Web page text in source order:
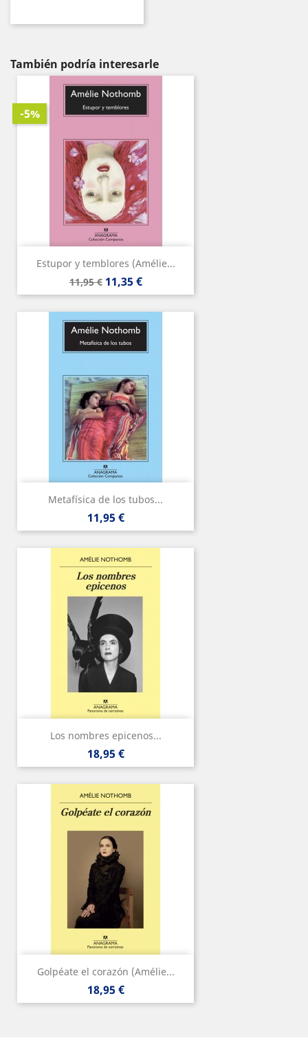
También podría interesarle
Estupor y temblores (Amélie...
Precio
base
11,95 €
-5%
Precio
11,35 €
Metafísica de los tubos...
Precio
11,95 €
Los nombres epicenos...
Precio
18,95 €
Golpéate el corazón (Amélie...
Precio
18,95 €